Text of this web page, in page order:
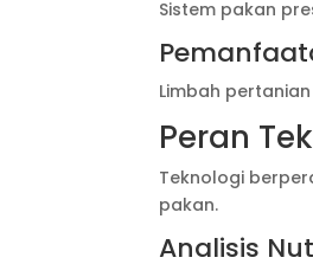
Sistem pakan
Limbah
Peran
Teknologi
pakan.
Analisis